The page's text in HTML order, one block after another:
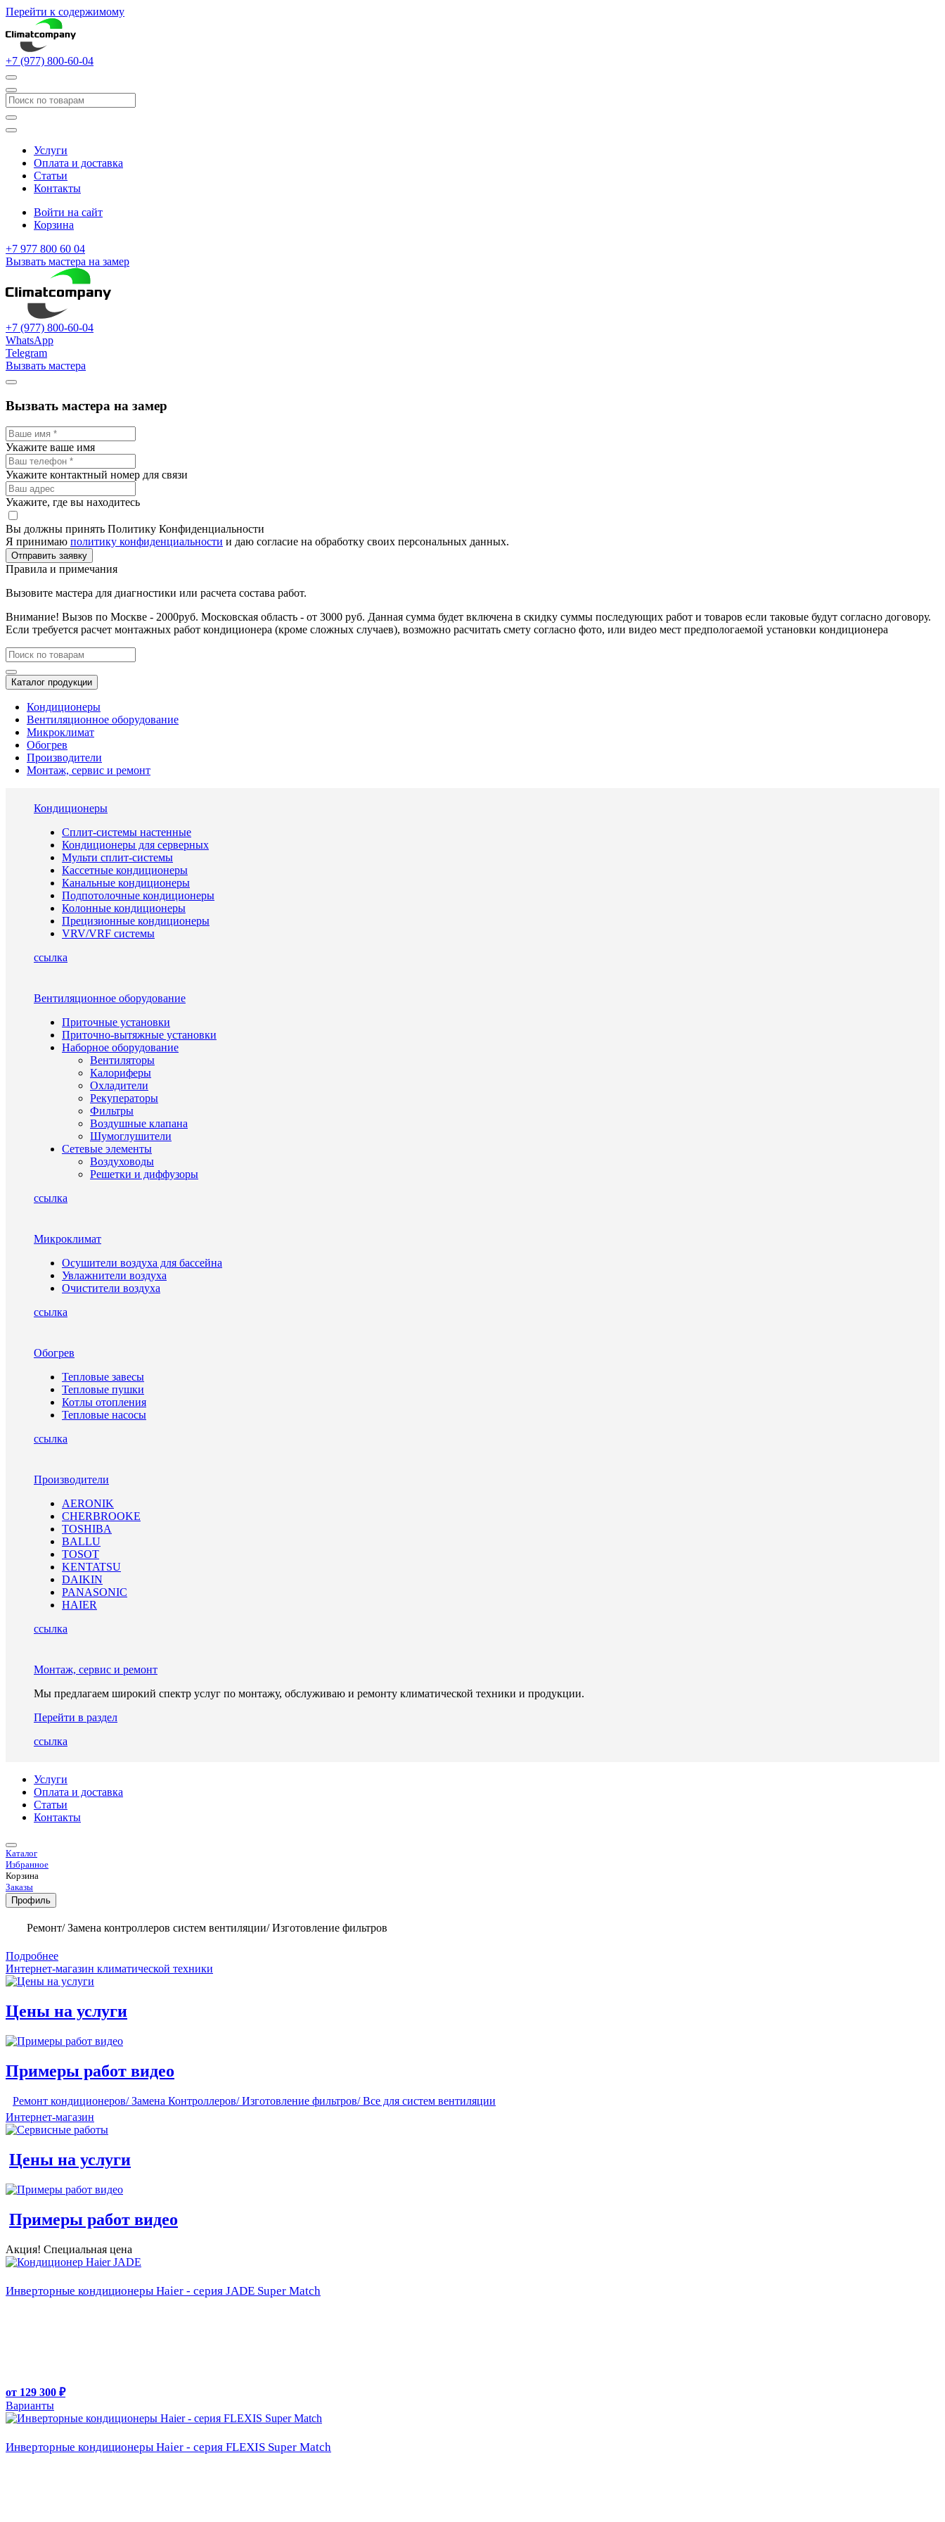
Перейти к содержимому
+7 (977) 800-60-04
Услуги
Оплата и доставка
Статьи
Контакты
Войти на сайт
Корзина
+7 977 800 60 04
Вызвать мастера на замер
+7 (977) 800-60-04
WhatsApp
Telegram
Вызвать мастера
Вызвать мастера на замер
Укажите ваше имя
Укажите контактный номер для связи
Укажите, где вы находитесь
Вы должны принять Политику Конфиденциальности
Я принимаю политику конфиденциальности и даю согласие на обработку своих персональных данных.
Отправить заявку
Правила и примечания
Вызовите мастера для диагностики или расчета состава работ.
Внимание! Вызов по Москве - 2000руб. Московская область - от 3000 руб. Данная сумма будет включена в скидку суммы последующих работ и товаров если таковые будут согласно договору.
Если требуется расчет монтажных работ кондиционера (кроме сложных случаев), возможно расчитать смету согласно фото, или видео мест предпологаемой установки кондиционера
Каталог продукции
Кондиционеры
Вентиляционное оборудование
Микроклимат
Обогрев
Производители
Монтаж, сервис и ремонт
Кондиционеры
Сплит-системы настенные
Кондиционеры для серверных
Мульти сплит-системы
Кассетные кондиционеры
Канальные кондиционеры
Подпотолочные кондиционеры
Колонные кондиционеры
Прецизионные кондиционеры
VRV/VRF системы
ссылка
Вентиляционное оборудование
Приточные установки
Приточно-вытяжные установки
Наборное оборудование
Вентиляторы
Калориферы
Охладители
Рекуператоры
Фильтры
Воздушные клапана
Шумоглушители
Сетевые элементы
Воздуховоды
Решетки и диффузоры
ссылка
Микроклимат
Осушители воздуха для бассейна
Увлажнители воздуха
Очистители воздуха
ссылка
Обогрев
Тепловые завесы
Тепловые пушки
Котлы отопления
Тепловые насосы
ссылка
Производители
AERONIK
CHERBROOKE
TOSHIBA
BALLU
TOSOT
KENTATSU
DAIKIN
PANASONIC
HAIER
ссылка
Монтаж, сервис и ремонт
Мы предлагаем широкий спектр услуг по монтажу, обслуживаю и ремонту климатической техники и продукции.
Перейти в раздел
ссылка
Услуги
Оплата и доставка
Статьи
Контакты
Каталог
Избранное
Корзина
Заказы
Профиль
Ремонт/ Замена контроллеров систем вентиляции/ Изготовление фильтров
Подробнее
Интернет-магазин климатической техники
Цены на услуги
Примеры работ видео
Ремонт кондиционеров/ Замена Контроллеров/ Изготовление фильтров/ Все для систем вентиляции
Интернет-магазин
Цены на услуги
Примеры работ видео
Акция! Специальная цена
Инверторные кондиционеры Haier - серия JADE Super Match
от 129 300 ₽
Варианты
Инверторные кондиционеры Haier - серия FLEXIS Super Match